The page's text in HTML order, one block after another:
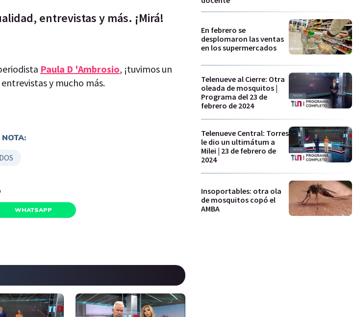
entrevistas y más. ¡Mirá!
Paula D 'Ambrosio, ¡tuvimos un
y mucho más.
WHATSAPP
En febrero se
desplomaron las ventas
en los supermercados
Telenueve al Cierre: Otra
oleada de mosquitos |
Programa del 23 de
febrero de 2024
Telenueve Central: Torres
le dio un ultimátum a
Milei | 23 de febrero de
2024
Insoportables: otra ola
de mosquitos copó el
AMBA